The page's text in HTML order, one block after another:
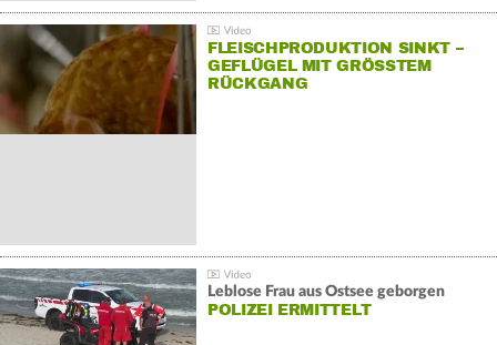
FLEISCHPRODUKTION SINKT –
GEFLÜGEL MIT GRÖSSTEM R
ÜCKGANG
Leblose Frau aus Ostsee geborgen
POLIZEI ERMITTELT